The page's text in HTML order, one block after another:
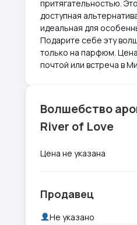
притягательностью.
доступная
идеальная для
Подарите себе эту
только на парфюм.
почтой или встреча в
Волшебство
River of Love
Цена не указана
Продавец
Не указано